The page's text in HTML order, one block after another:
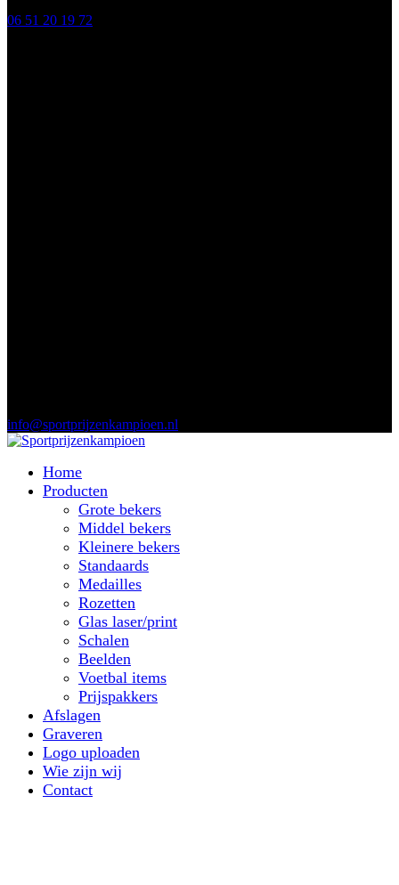
06 51 20 19 72
info@sportprijzenkampioen.nl
Home
Producten
Grote bekers
Middel bekers
Kleinere bekers
Standaards
Medailles
Rozetten
Glas laser/print
Schalen
Beelden
Voetbal items
Prijspakkers
Afslagen
Graveren
Logo uploaden
Wie zijn wij
Contact